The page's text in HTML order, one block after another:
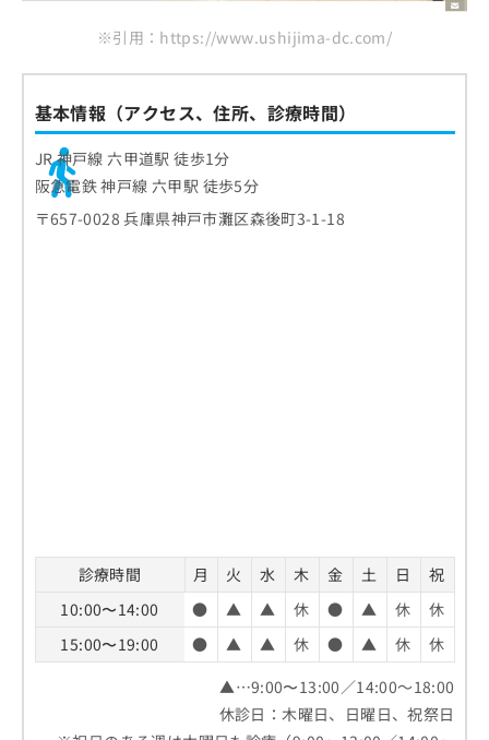
※引用：https://www.ushijima-dc.com/
基本情報（アクセス、住所、診療時間）
JR 神戸線 六甲道駅 徒歩1分
阪急電鉄 神戸線 六甲駅 徒歩5分
〒657-0028 兵庫県神戸市灘区森後町3-1-18
診療時間 月 火 水 木 金 土 日
祝
10:00〜14:00
● ▲ ▲ 休 ● ▲ 休
休
15:00〜19:00
● ▲ ▲ 休 ● ▲ 休
休
▲…9:00〜13:00／14:00～18:00
休診日：木曜日、日曜日、祝祭日